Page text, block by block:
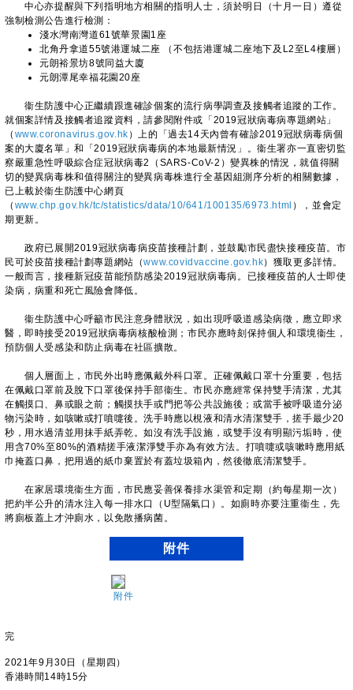
中心亦提醒與下列指明地方相關的指明人士，須於明日（十月一日）遵從
強制檢測公告進行檢測：
淺水灣南灣道61號華景園1座
北角丹拿道55號港運城二座 （不包括港運城二座地下及L2至L4樓層）
元朗裕景坊8號同益大廈
元朗潭尾幸福花園20座
衞生防護中心正繼續跟進確診個案的流行病學調查及接觸者追蹤的工作。
就個案詳情及接觸者追蹤資料，請參閱附件或「2019冠狀病毒病專題網站」
（ www.coronavirus.gov.hk ）上的「過去14天內曾有確診2019冠狀病毒病個
案的大廈名單」和「2019冠狀病毒病的本地最新情況」。衞生署亦一直密切監
察嚴重急性呼吸綜合症冠狀病毒2（SARS-CoV-2）變異株的情況，就值得關
切的變異病毒株和值得關注的變異病毒株進行全基因組測序分析的相關數據，
已上載於衞生防護中心網頁
（ www.chp.gov.hk/tc/statistics/data/10/641/100135/6973.html ），並會定
期更新。
政府已展開2019冠狀病毒病疫苗接種計劃，並鼓勵市民盡快接種疫苗。市
民可於疫苗接種計劃專題網站（www.covidvaccine.gov.hk）獲取更多詳情。
一般而言，接種新冠疫苗能預防感染2019冠狀病毒病。已接種疫苗的人士即使
染病，病重和死亡風險會降低。
衞生防護中心呼籲市民注意身體狀況，如出現呼吸道感染病徵，應立即求
醫，即時接受2019冠狀病毒病核酸檢測；市民亦應時刻保持個人和環境衞生，
預防個人受感染和防止病毒在社區擴散。
個人層面上，市民外出時應佩戴外科口罩。正確佩戴口罩十分重要，包括
在佩戴口罩前及脫下口罩後保持手部衞生。市民亦應經常保持雙手清潔，尤其
在觸摸口、鼻或眼之前；觸摸扶手或門把等公共設施後；或當手被呼吸道分泌
物污染時，如咳嗽或打噴嚏後。洗手時應以梘液和清水清潔雙手，搓手最少20
秒，用水過清並用抹手紙弄乾。如沒有洗手設施，或雙手沒有明顯污垢時，使
用含70%至80%的酒精搓手液潔淨雙手亦為有效方法。打噴嚏或咳嗽時應用紙
巾掩蓋口鼻，把用過的紙巾棄置於有蓋垃圾箱內，然後徹底清潔雙手。
​​​在家居環境衞生方面，市民應妥善保養排水渠管和定期（約每星期一次）
把約半公升的清水注入每一排水口（U型隔氣口）。如廁時亦要注重衞生，先
將廁板蓋上才沖廁水，以免散播病菌。
附件
附件
完
2021年9月30日（星期四）
香港時間14時15分